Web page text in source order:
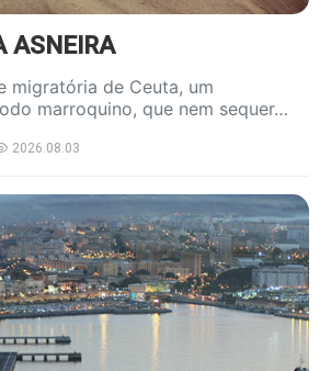
ASNEIRA
migratória de Ceuta, um
marroquino, que nem sequer…
2026.08.03
wp-
08/ceuta-